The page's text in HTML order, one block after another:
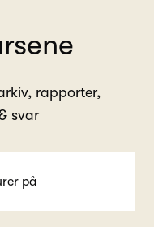
rapporter,
svar